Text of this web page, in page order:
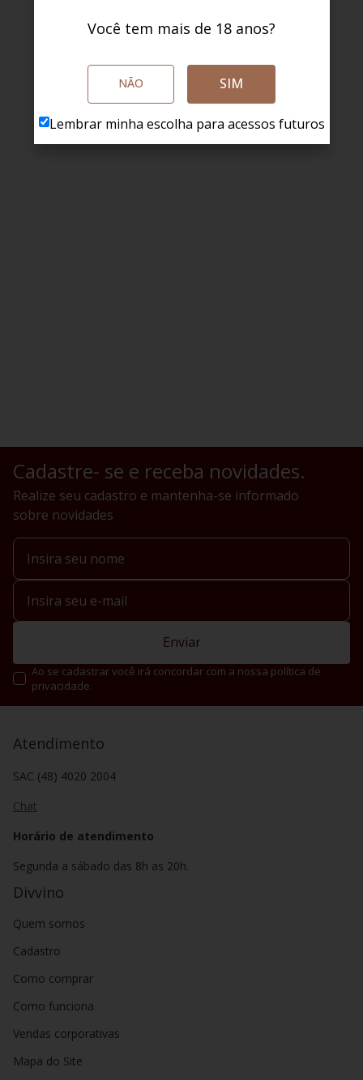
Cadastre- se e receba novidades.
Realize seu cadastro e mantenha-se informado
sobre novidades
Enviar
Ao se cadastrar você irá concordar com a nossa política de
privacidade.
Atendimento
SAC (48) 4020 2004
Chat
Horário de atendimento
Segunda a sábado das 8h as 20h.
Divvino
Quem somos
Cadastro
Como comprar
Como funciona
Vendas corporativas
Mapa do Site
Você tem mais de 18 anos?
NÃO SIM
Lembrar minha escolha para acessos futuros